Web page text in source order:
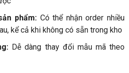
phẩm: Có thể nhận order nhiều
kể cả khi không có sẵn trong kho
Dễ dàng thay đổi mẫu mã theo